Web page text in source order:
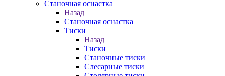
Станочная оснастка
Назад
Станочная оснастка
Тиски
Назад
Тиски
Станочные тиски
Слесарные тиски